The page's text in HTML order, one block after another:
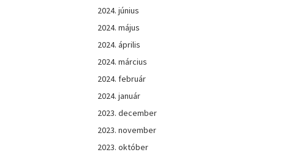
2024. június
2024. május
2024. április
2024. március
2024. február
2024. január
2023. december
2023. november
2023. október